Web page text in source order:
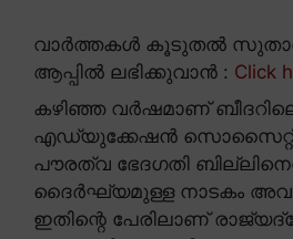
വാർത്തകൾ കൂടുതൽ
ആപ്പിൽ ലഭിക്കുവാൻ : Click
കഴിഞ്ഞ വർഷമാണ്
എഡ്യുക്കേഷൻ
പൗരത്വ ഭേദഗതി
ദൈർഘ്യമുള്ള നാടകം
ഇതിന്റെ പേരിലാണ്